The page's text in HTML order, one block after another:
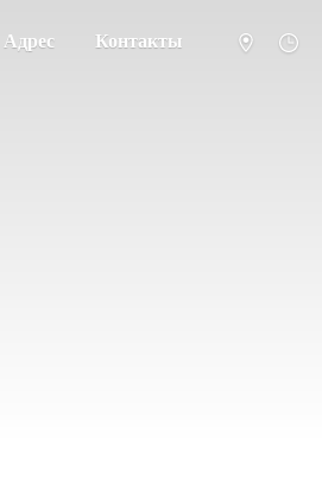
Адрес Контакты